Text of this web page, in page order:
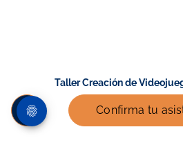
Taller Creación de
Confirma tu